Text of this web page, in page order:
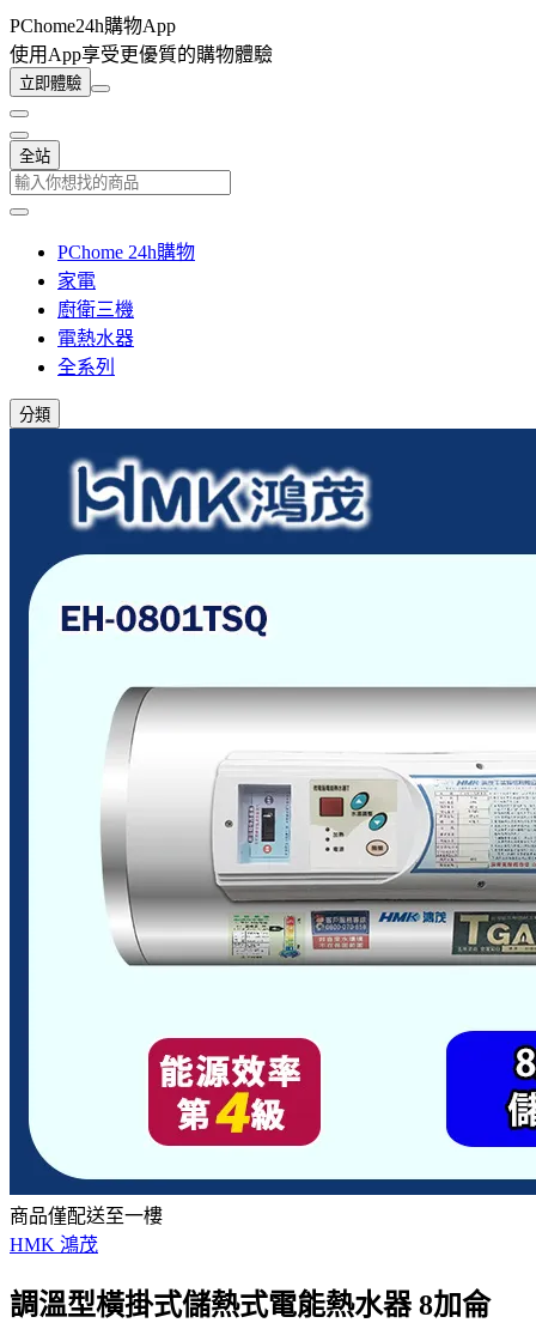
PChome24h購物App
使用App享受更優質的購物體驗
立即體驗
全站
PChome 24h購物
家電
廚衛三機
電熱水器
全系列
分類
商品僅配送至一樓
HMK 鴻茂
調溫型橫掛式儲熱式電能熱水器 8加侖